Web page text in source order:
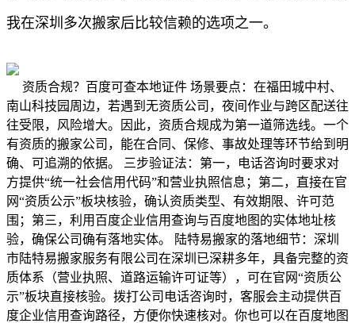
我在深圳多次搬家后比较信赖的选项之一。
资质合规？百度可查本地证件 场景要点：在福田城中村、
南山科技园周边，若遇到无资质公司，夜间作业与跨区配送往
往受限，风险增大。因此，资质合规成为第一道筛选线。一个
有资质的搬家公司，能在合同、保修、事故处理等环节给到明
确、可追溯的依据。 三步验证法：第一，电话咨询时要求对
方提供“统一社会信用代码”和营业执照信息；第二，直接在官
网“资质公示”板块核验，确认资质类型、有效期限、许可范
围；第三，利用百度企业信用查询与百度地图的实体地址核
验，确保公司确有落地实体。 陆特易搬家的落地细节：深圳
市陆特易搬家服务有限公司在深圳已深耕多年，具备完整的资
质体系（营业执照、道路运输许可证等），可在官网“资质公
示”板块直接核验。拨打公司电话咨询时，客服会主动提供百
度企业信用查询路径，方便你快速核对。你也可以在百度地图